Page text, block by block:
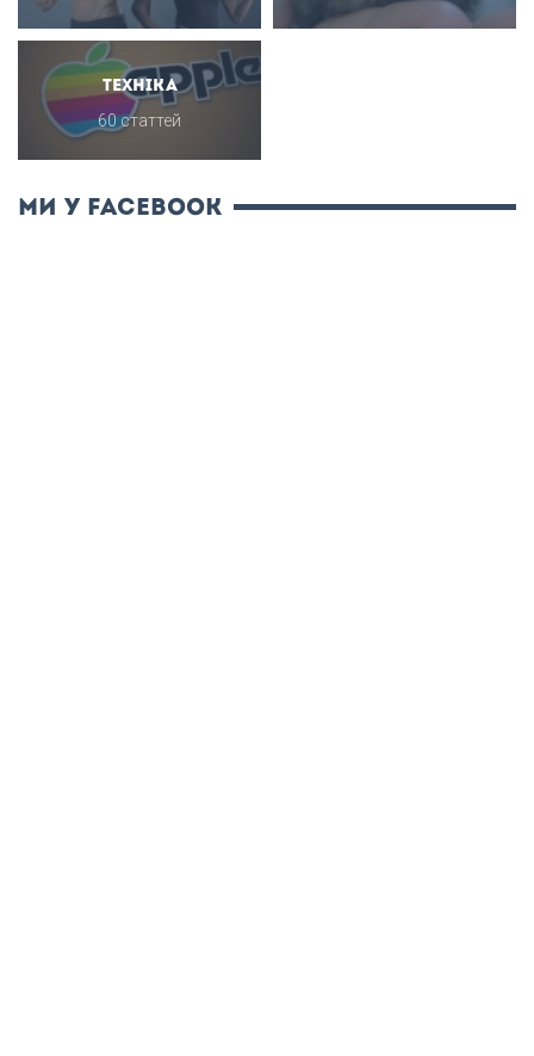
Техніка
60 статтей
ми у Facebook